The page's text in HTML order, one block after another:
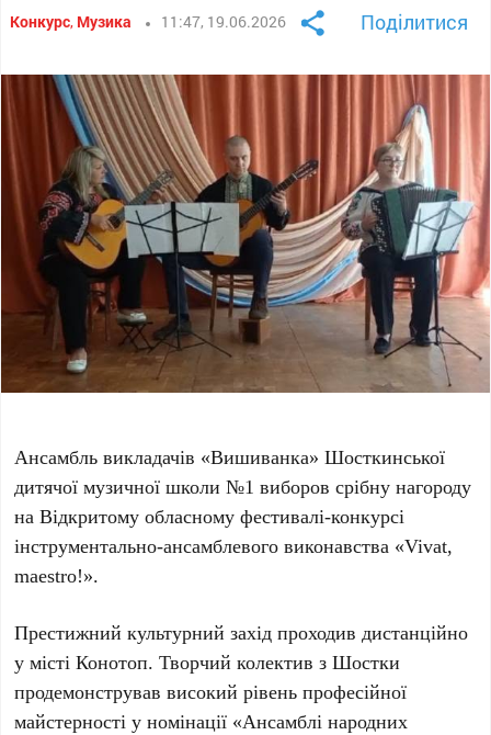
Конкурс, Музика 11:47, 19.06.2026 Поділитися
Ансамбль викладачів «Вишиванка» Шосткинської
дитячої музичної школи №1 виборов срібну нагороду
на Відкритому обласному фестивалі-конкурсі
інструментально-ансамблевого виконавства «Vivat,
maestro!».
Престижний культурний захід проходив дистанційно
у місті Конотоп. Творчий колектив з Шостки
продемонстрував високий рівень професійної
майстерності у номінації «Ансамблі народних